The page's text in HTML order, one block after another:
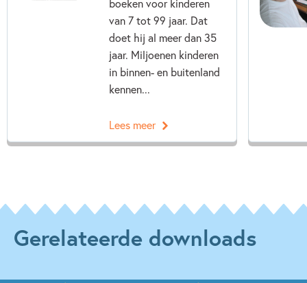
Paul van Loon Hugo van Look
boeken voor kinderen
van 7 tot 99 jaar. Dat
doet hij al meer dan 35
jaar. Miljoenen kinderen
in binnen- en buitenland
kennen...
Lees meer
Gerelateerde downloads